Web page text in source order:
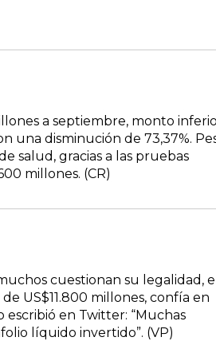
a septiembre, monto
una disminución de 73,37%.
salud, gracias a las pruebas
millones. (CR)
cuestionan su legalidad,
US$11.800 millones, confía en
en Twitter: “Muchas
líquido invertido”. (VP)